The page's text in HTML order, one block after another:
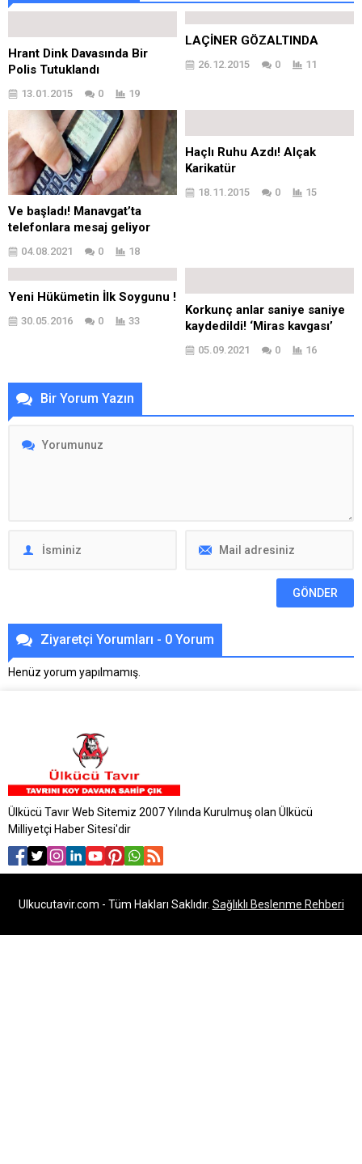
Hrant Dink Davasında Bir
Polis Tutuklandı
13.01.2015 0 19
LAÇİNER GÖZALTINDA
26.12.2015 0 11
Ve başladı! Manavgat’ta
telefonlara mesaj geliyor
04.08.2021 0 18
Haçlı Ruhu Azdı! Alçak
Karikatür
18.11.2015 0 15
Yeni Hükümetin İlk Soygunu !
30.05.2016 0 33
Korkunç anlar saniye saniye
kaydedildi! ‘Miras kavgası’
05.09.2021 0 16
Bir Yorum Yazın
Ziyaretçi Yorumları - 0 Yorum
Henüz yorum yapılmamış.
Ülkücü Tavır Web Sitemiz 2007 Yılında Kurulmuş olan Ülkücü
Milliyetçi Haber Sitesi'dir
Ulkucutavir.com - Tüm Hakları Saklıdır. Sağlıklı Beslenme Rehberi